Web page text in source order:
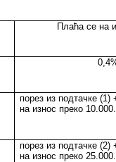
Плаћа се на
порез из подтачке (1)
на износ преко
порез из подтачке (2)
на износ преко